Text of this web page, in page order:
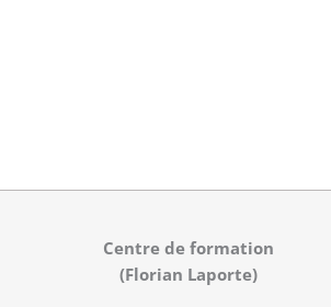
Centre de formation
(Florian Laporte)